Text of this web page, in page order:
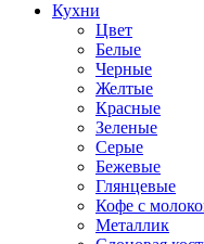
Кухни
Цвет
Белые
Черные
Желтые
Красные
Зеленые
Серые
Бежевые
Глянцевые
Кофе с
Металлик